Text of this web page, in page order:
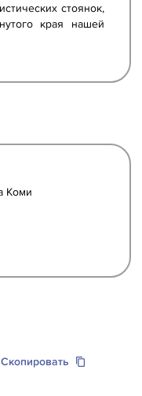
стоянок,
края нашей
Коми
Скопировать